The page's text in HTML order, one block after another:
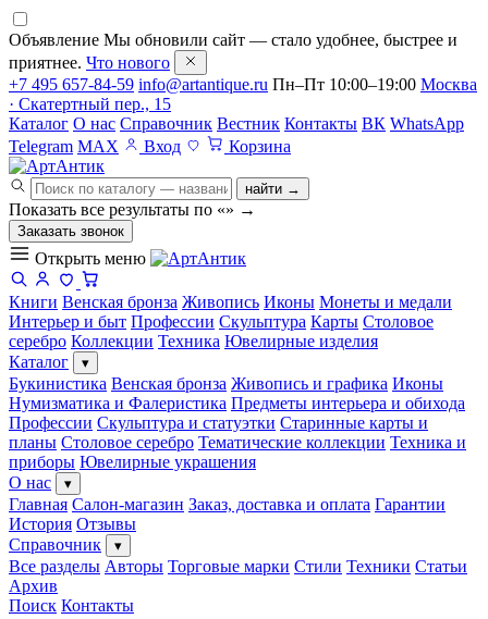
Объявление Мы обновили сайт — стало удобнее, быстрее и
приятнее. Что нового
+7 495 657-84-59 info@artantique.ru Пн–Пт 10:00–19:00 Москва
· Скатертный пер., 15
Каталог О нас Справочник Вестник Контакты ВК WhatsApp
Telegram MAX Вход Корзина
найти →
Показать все результаты по «» →
Заказать звонок
Открыть меню
Книги Венская бронза Живопись Иконы Монеты и медали
Интерьер и быт Профессии Скульптура Карты Столовое
серебро Коллекции Техника Ювелирные изделия
Каталог
▾
Букинистика Венская бронза Живопись и графика Иконы
Нумизматика и Фалеристика Предметы интерьера и обихода
Профессии Скульптура и статуэтки Старинные карты и
планы Столовое серебро Тематические коллекции Техника и
приборы Ювелирные украшения
О нас
▾
Главная Салон-магазин Заказ, доставка и оплата Гарантии
История Отзывы
Справочник
▾
Все разделы Авторы Торговые марки Стили Техники Статьи
Архив
Поиск Контакты